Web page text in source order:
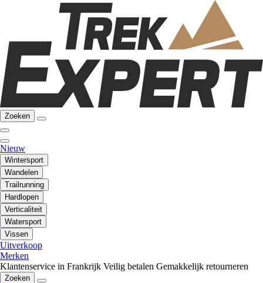
Zoeken
Nieuw
Wintersport
Wandelen
Trailrunning
Hardlopen
Verticaliteit
Watersport
Vissen
Uitverkoop
Merken
Klantenservice in Frankrijk Veilig betalen Gemakkelijk retourneren
Zoeken